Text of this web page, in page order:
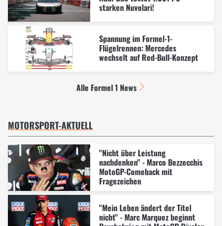
starken Nuvolari!
Spannung im Formel-1-
Flügelrennen: Mercedes
wechselt auf Red-Bull-Konzept
Alle Formel 1 News
MOTORSPORT-AKTUELL
"Nicht über Leistung
nachdenken" - Marco Bezzecchis
MotoGP-Comeback mit
Fragezeichen
"Mein Leben ändert der Titel
nicht" - Marc Marquez beginnt